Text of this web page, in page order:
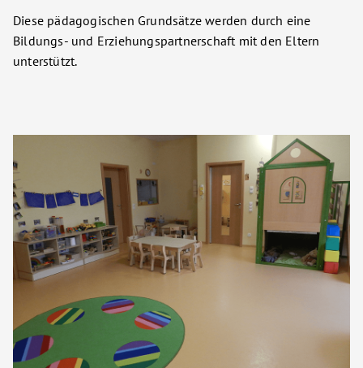
Diese pädagogischen Grundsätze werden durch eine
Bildungs- und Erziehungspartnerschaft mit den Eltern
unterstützt.